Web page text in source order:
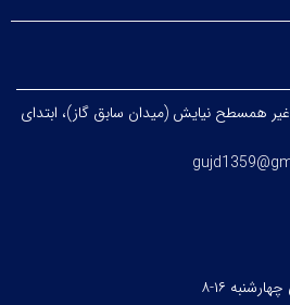
همسطح نیایش (میدان سابق گاز)، ابتدای
۱۶-۸